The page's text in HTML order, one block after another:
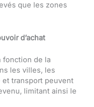
que les zones
d’achat
fonction de la
les villes, les
transport peuvent
limitant ainsi le